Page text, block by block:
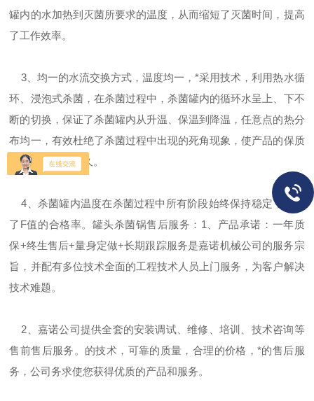
罐内的水加热到灭菌所要求的温度，从而缩短了灭菌时间，提高
了工作效率。
3、均一的水流交换方式，温度均一，*采用技术，利用热水循
环、浸泡式杀菌，在杀菌过程中，杀菌罐内的循环水呈上、下不
断的切换，保证了杀菌罐内从升温、保温到降温，任意点的热分
布均一，有效杜绝了杀菌过程中出现的死角现象，使产品的保质
期更加稳定和长久。
4、杀菌罐内温度在杀菌过程中所有阶段始终保持稳定，保证
了F值的合格率。罐头杀菌锅售后服务：1、产品承诺：一年质
保+终生售后+量身定做+长期跟踪服务是嘉诺机械公司的服务宗
旨，并配有多位技术全面的工程技术人员上门服务，为客户解决
技术难题。
2、嘉诺公司提供全套的安装调试、维修、培训、技术咨询等
售前售后服务。的技术，可靠的质量，合理的价格，*的售后服
务，公司务求使您获得优质的产品和服务。